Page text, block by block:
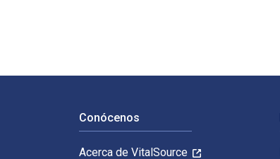
Conócenos
Acerca de VitalSource